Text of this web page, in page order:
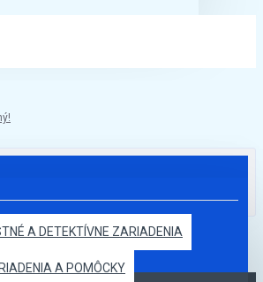
A DETEKTÍVNE ZARIADENIA
A POMÔCKY